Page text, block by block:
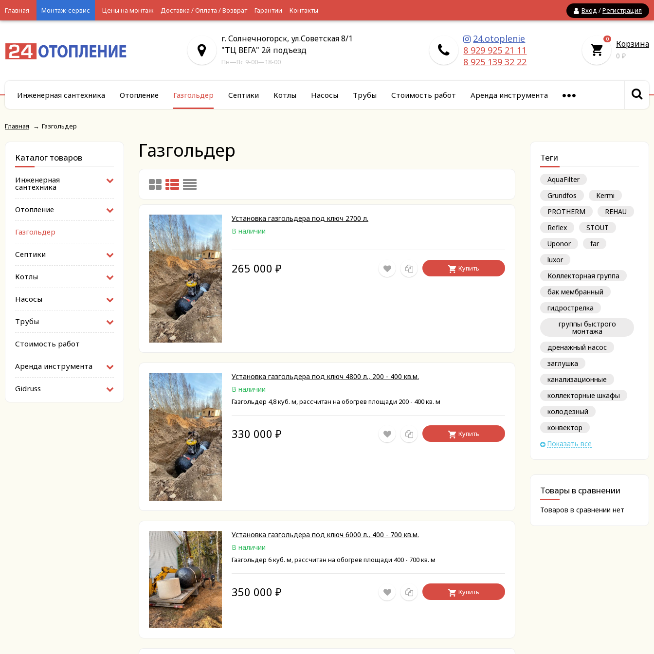
Вход /Регистрация
Главная Монтаж-сервис Цены на монтаж Доставка / Оплата / Возврат Гарантии Контакты
г. Солнечногорск, ул.Советская 8/1
"ТЦ ВЕГА" 2й подъезд
Пн—Вс 9-00—18-00
24.otoplenie
8 929 925 21 11
8 925 139 32 22
0 Корзина
0 ₽
Инженерная сантехника Отопление Газгольдер Септики Котлы Насосы Трубы Стоимость работ Аренда инструмента
Главная → Газгольдер
Теги
AquaFilter
Grundfos
Kermi
PROTHERM
REHAU
Reflex
STOUT
Uponor
far
luxor
Коллекторная группа
бак мембранный
гидрострелка
группы быстрого
монтажа
дренажный насос
заглушка
канализационные
коллекторные шкафы
колодезный
конвектор
Показать все
Товары в сравнении
Товаров в сравнении нет
Каталог товаров
Инженерная
сантехника
Отопление
Газгольдер
Септики
Котлы
Насосы
Трубы
Стоимость работ
Аренда инструмента
Gidruss
Газгольдер
Установка газгольдера под ключ 2700 л.
В наличии
265 000 ₽ Купить
Установка газгольдера под ключ 4800 л., 200 - 400 кв.м.
В наличии
Газгольдер 4,8 куб. м, рассчитан на обогрев площади 200 - 400 кв. м
330 000 ₽ Купить
Установка газгольдера под ключ 6000 л., 400 - 700 кв.м.
В наличии
Газгольдер 6 куб. м, рассчитан на обогрев площади 400 - 700 кв. м
350 000 ₽ Купить